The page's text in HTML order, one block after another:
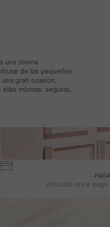
una misma.
de los pequeños
gran ocasión.
mismas: seguras,
Acquista ora e paga